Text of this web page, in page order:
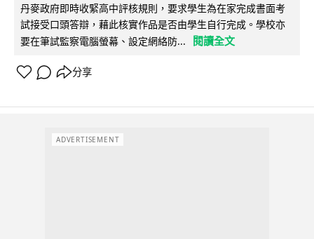
丹麥政府即時收緊高中評核規則，要求學生為在家完成書面考
試接受口頭答辯，藉此核實作品是否由學生自行完成。學校亦
要在筆試監察電腦螢幕、設定網絡防...
閱讀全文
分享
ADVERTISEMENT